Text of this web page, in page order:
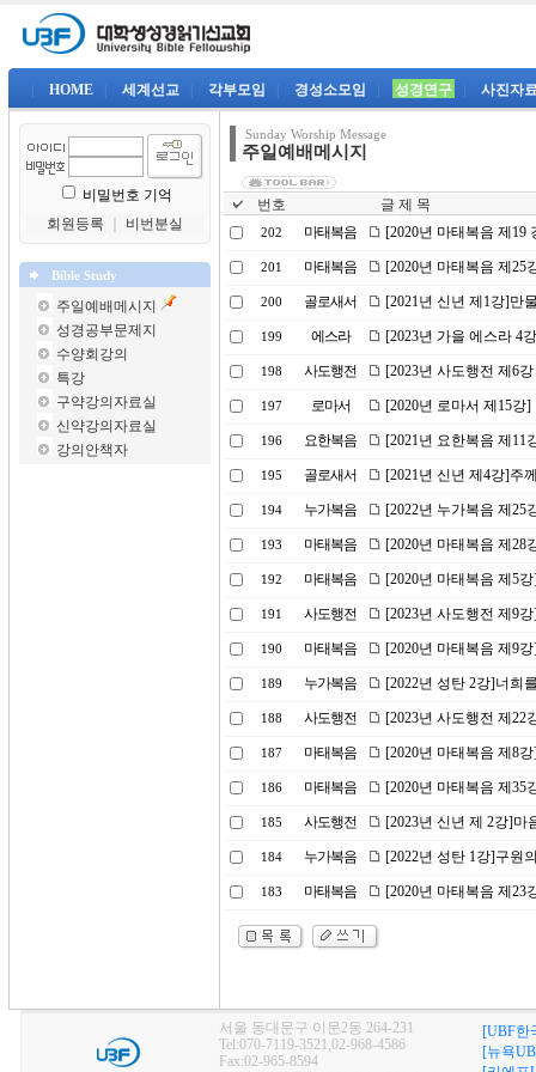
HOME 세계선교 각부모임 경성소모임 성경연구 사진자
비밀번호 기억
회원등록
비번분실
Bible Study
주일예배메시지
성경공부문제지
수양회강의
특강
구약강의자료실
신약강의자료실
강의안책자
Sunday Worship Message
주일예배메시지
번호 글 제 목
202 마태복음 [2020년 마태복음 제19
201 마태복음 [2020년 마태복음 제25
200 골로새서 [2021년 신년 제1강]만
199 에스라 [2023년 가을 에스라 4
198 사도행전 [2023년 사도행전 제6
197 로마서 [2020년 로마서 제15강
196 요한복음 [2021년 요한복음 제11
195 골로새서 [2021년 신년 제4강]주
194 누가복음 [2022년 누가복음 제25
193 마태복음 [2020년 마태복음 제28
192 마태복음 [2020년 마태복음 제5
191 사도행전 [2023년 사도행전 제9
190 마태복음 [2020년 마태복음 제9
189 누가복음 [2022년 성탄 2강]너희
188 사도행전 [2023년 사도행전 제22
187 마태복음 [2020년 마태복음 제8
186 마태복음 [2020년 마태복음 제35
185 사도행전 [2023년 신년 제 2강]마
184 누가복음 [2022년 성탄 1강]구원
183 마태복음 [2020년 마태복음 제23
서울 동대문구 이문2동 264-231
Tel:070-7119-3521,02-968-4586
Fax:02-965-8594
[UBF한
[뉴욕